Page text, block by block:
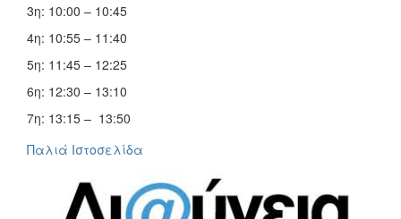
3η: 10:00 – 10:45
4η: 10:55 – 11:40
5η: 11:45 – 12:25
6η: 12:30 – 13:10
7η: 13:15 – 13:50
Παλιά Ιστοσελίδα